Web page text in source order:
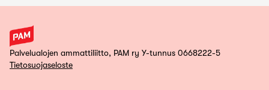
Palvelualojen ammattiliitto, PAM ry Y-tunnus 0668222-5
Tietosuojaseloste